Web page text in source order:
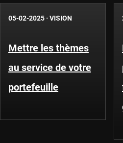
05-02-2025 · VISION
Mettre les thèmes
au service de votre
portefeuille